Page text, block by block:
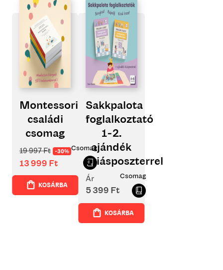
Montessori
családi
csomag
19 997Ft -30%
13 999 Ft
Csomag
KOSÁRBA
Sakkpalota
foglalkoztató
1-2.
ajándék
óriásposzterrel
Ár
5 399 Ft
Csomag
KOSÁRBA